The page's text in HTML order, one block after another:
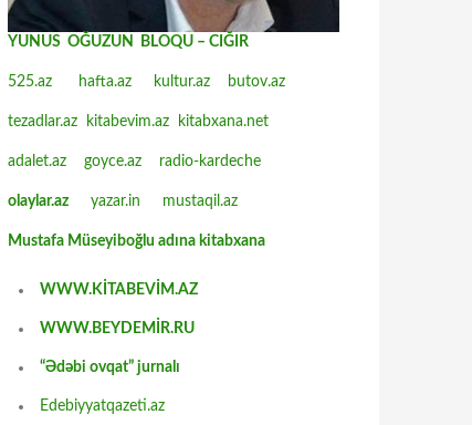
YUNUS OĞUZUN BLOQU – CIĞIR
525.az hafta.az kultur.az butov.az
tezadlar.az kitabevim.az kitabxana.net
adalet.az goyce.az radio-kardeche
olaylar.az yazar.in mustaqil.az
Mustafa Müseyiboğlu adına kitabxana
WWW.KİTABEVİM.AZ
WWW.BEYDEMİR.RU
“Ədəbi ovqat” jurnalı
Edebiyyatqazeti.az